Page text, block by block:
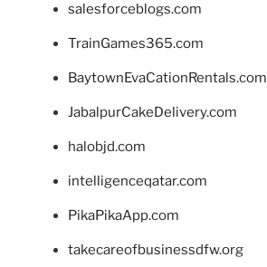
salesforceblogs.com
TrainGames365.com
BaytownEvaCationRentals.com
JabalpurCakeDelivery.com
halobjd.com
intelligenceqatar.com
PikaPikaApp.com
takecareofbusinessdfw.org